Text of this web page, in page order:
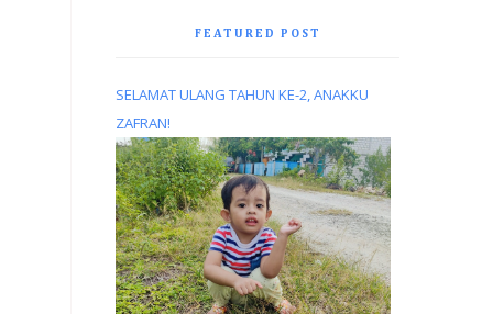
FEATURED POST
SELAMAT ULANG TAHUN KE-2, ANAKKU
ZAFRAN!